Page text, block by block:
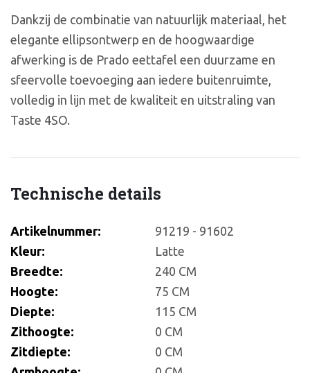
Dankzij de combinatie van natuurlijk materiaal, het
elegante ellipsontwerp en de hoogwaardige
afwerking is de Prado eettafel een duurzame en
sfeervolle toevoeging aan iedere buitenruimte,
volledig in lijn met de kwaliteit en uitstraling van
Taste 4SO.
Technische details
Artikelnummer:
91219 - 91602
Kleur:
Latte
Breedte:
240 CM
Hoogte:
75 CM
Diepte:
115 CM
Zithoogte:
0 CM
Zitdiepte:
0 CM